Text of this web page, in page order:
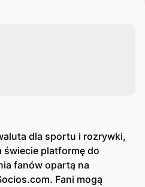
dla sportu i rozrywki,
świecie platformę do
fanów opartą na
Fani mogą